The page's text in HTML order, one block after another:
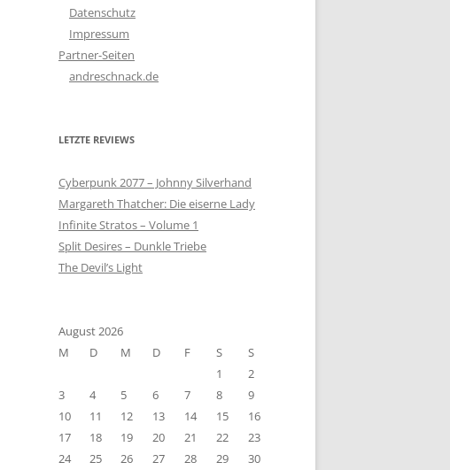
Datenschutz
Impressum
Partner-Seiten
andreschnack.de
LETZTE REVIEWS
Cyberpunk 2077 – Johnny Silverhand
Margareth Thatcher: Die eiserne Lady
Infinite Stratos – Volume 1
Split Desires – Dunkle Triebe
The Devil’s Light
August 2026
M
D M D F S
S
1
2
3
4 5 6 7 8
9
10
11 12 13 14 15
16
17
18 19 20 21 22
23
24
25 26 27 28 29
30